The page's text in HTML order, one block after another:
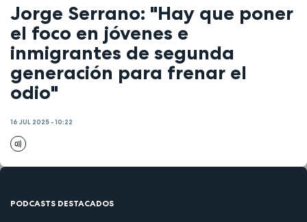
Jorge Serrano: "Hay que poner
el foco en jóvenes e
inmigrantes de segunda
generación para frenar el
odio"
16 JUL 2025 - 10:22
PODCASTS DESTACADOS